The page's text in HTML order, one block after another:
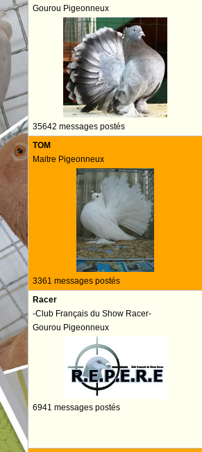
Gourou Pigeonneux
35642 messages postés
TOM
Maitre Pigeonneux
3361 messages postés
Racer
-Club Français du Show Racer-
Gourou Pigeonneux
6941 messages postés